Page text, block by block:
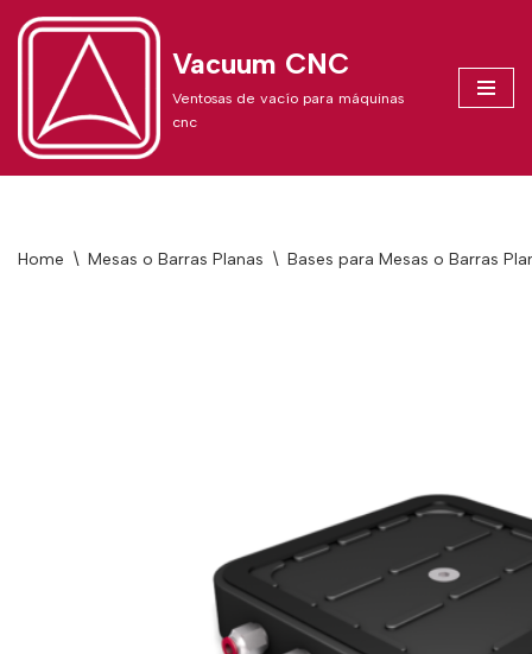
content
Vacuum CNC
Ventosas de vacío para máquinas
cnc
Home \ Mesas o Barras Planas \ Bases para Mesas o Barras